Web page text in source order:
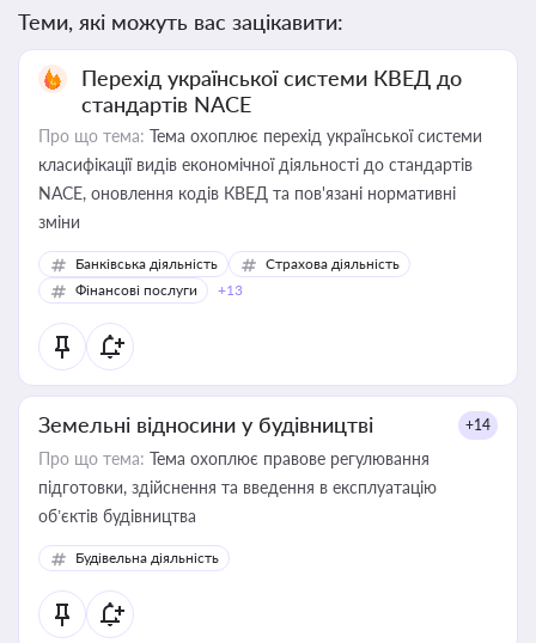
Теми, які можуть вас зацікавити:
Перехід української системи КВЕД до
стандартів NACE
Про що тема: Тема охоплює перехід української системи
класифікації видів економічної діяльності до стандартів
NACE, оновлення кодів КВЕД та пов'язані нормативні
зміни
Банківська діяльність
Страхова діяльність
Фінансові послуги
+13
Земельні відносини у будівництві +14
Про що тема: Тема охоплює правове регулювання
підготовки, здійснення та введення в експлуатацію
об’єктів будівництва
Будівельна діяльність